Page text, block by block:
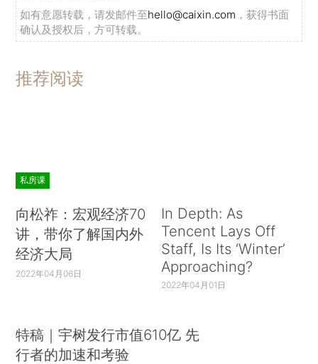
如有意愿转载，请发邮件至hello@caixin.com ，获得书面
确认及授权后，方可转载。
推荐阅读
私房课
向松祚：宏观经济70
讲，带你了解国内外
经济大局
2022年04月06日
In Depth: As
Tencent Lays Off
Staff, Is Its ‘Winter’
Approaching?
2022年04月01日
特稿｜宇树发行市值610亿 先
行者的加速和考验